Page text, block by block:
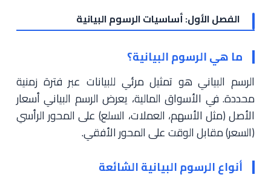
الفصل الأول: أساسيات الرسوم البيانية
ما هي الرسوم البيانية؟
الرسم البياني هو تمثيل مرئي للبيانات عبر فترة زمنية
محددة. في الأسواق المالية، يعرض الرسم البياني أسعار
الأصل (مثل الأسهم، العملات، السلع) على المحور الرأسي
(السعر) مقابل الوقت على المحور الأفقي.
أنواع الرسوم البيانية الشائعة